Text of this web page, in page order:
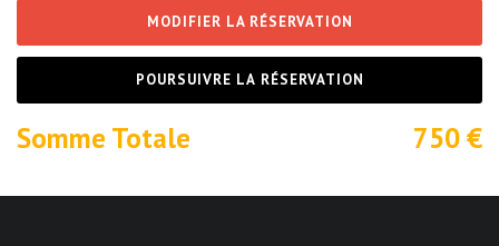
MODIFIER LA RÉSERVATION
POURSUIVRE LA RÉSERVATION
Somme Totale 750€